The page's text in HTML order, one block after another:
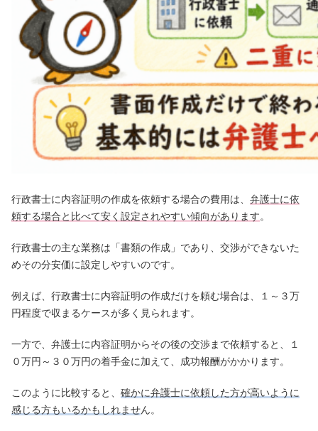
行政書士に内容証明の作成を依頼する場合の費用は、弁護士に依
頼する場合と比べて安く設定されやすい傾向があります。
行政書士の主な業務は「書類の作成」であり、交渉ができないた
めその分安価に設定しやすいのです。
例えば、行政書士に内容証明の作成だけを頼む場合は、１～３万
円程度で収まるケースが多く見られます。
一方で、弁護士に内容証明からその後の交渉まで依頼すると、１
０万円～３０万円の着手金に加えて、成功報酬がかかります。
このように比較すると、確かに弁護士に依頼した方が高いように
感じる方もいるかもしれません。